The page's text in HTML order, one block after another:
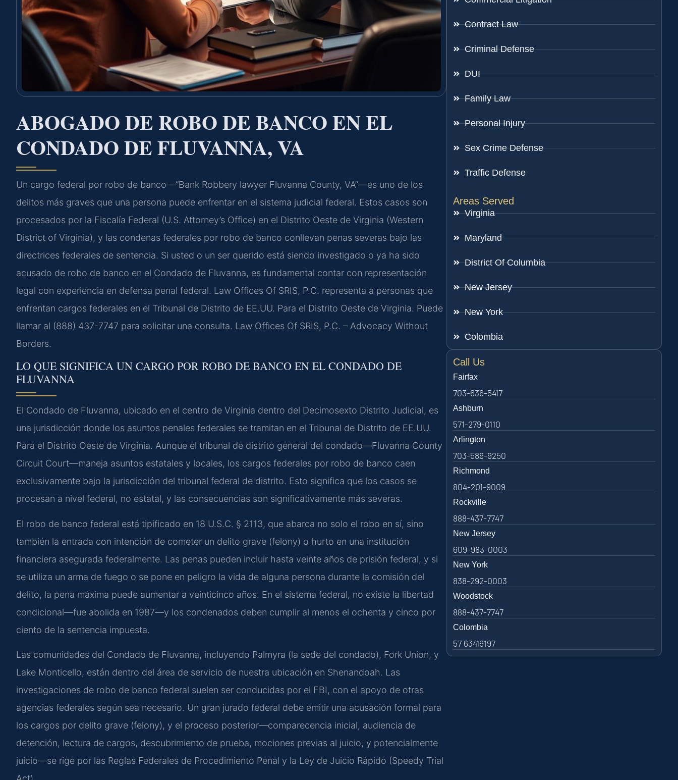
ABOGADO DE ROBO DE BANCO EN EL
CONDADO DE FLUVANNA, VA
Un cargo federal por robo de banco—”Bank Robbery lawyer Fluvanna County, VA”—es uno de los
delitos más graves que una persona puede enfrentar en el sistema judicial federal. Estos casos son
procesados por la Fiscalía Federal (U.S. Attorney’s Office) en el Distrito Oeste de Virginia (Western
District of Virginia), y las condenas federales por robo de banco conllevan penas severas bajo las
directrices federales de sentencia. Si usted o un ser querido está siendo investigado o ya ha sido
acusado de robo de banco en el Condado de Fluvanna, es fundamental contar con representación
legal con experiencia en defensa penal federal. Law Offices Of SRIS, P.C. representa a personas que
enfrentan cargos federales en el Tribunal de Distrito de EE.UU. Para el Distrito Oeste de Virginia. Puede
llamar al (888) 437-7747 para solicitar una consulta. Law Offices Of SRIS, P.C. – Advocacy Without
Borders.
LO QUE SIGNIFICA UN CARGO POR ROBO DE BANCO EN EL CONDADO DE
FLUVANNA
El Condado de Fluvanna, ubicado en el centro de Virginia dentro del Decimosexto Distrito Judicial, es
una jurisdicción donde los asuntos penales federales se tramitan en el Tribunal de Distrito de EE.UU.
Para el Distrito Oeste de Virginia. Aunque el tribunal de distrito general del condado—Fluvanna County
Circuit Court—maneja asuntos estatales y locales, los cargos federales por robo de banco caen
exclusivamente bajo la jurisdicción del tribunal federal de distrito. Esto significa que los casos se
procesan a nivel federal, no estatal, y las consecuencias son significativamente más severas.
El robo de banco federal está tipificado en 18 U.S.C. § 2113, que abarca no solo el robo en sí, sino
también la entrada con intención de cometer un delito grave (felony) o hurto en una institución
financiera asegurada federalmente. Las penas pueden incluir hasta veinte años de prisión federal, y si
se utiliza un arma de fuego o se pone en peligro la vida de alguna persona durante la comisión del
delito, la pena máxima puede aumentar a veinticinco años. En el sistema federal, no existe la libertad
condicional—fue abolida en 1987—y los condenados deben cumplir al menos el ochenta y cinco por
ciento de la sentencia impuesta.
Las comunidades del Condado de Fluvanna, incluyendo Palmyra (la sede del condado), Fork Union, y
Lake Monticello, están dentro del área de servicio de nuestra ubicación en Shenandoah. Las
investigaciones de robo de banco federal suelen ser conducidas por el FBI, con el apoyo de otras
agencias federales según sea necesario. Un gran jurado federal debe emitir una acusación formal para
los cargos por delito grave (felony), y el proceso posterior—comparecencia inicial, audiencia de
detención, lectura de cargos, descubrimiento de prueba, mociones previas al juicio, y potencialmente
juicio—se rige por las Reglas Federales de Procedimiento Penal y la Ley de Juicio Rápido (Speedy Trial
Contract Law
Criminal Defense
DUI
Family Law
Personal Injury
Sex Crime Defense
Traffic Defense
Areas Served
Virginia
Maryland
District Of Columbia
New Jersey
New York
Colombia
Call Us
Fairfax
703-636-5417
Ashburn
571-279-0110
Arlington
703-589-9250
Richmond
804-201-9009
Rockville
888-437-7747
New Jersey
609-983-0003
New York
838-292-0003
Woodstock
888-437-7747
Colombia
57 63419197